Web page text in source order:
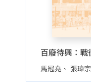
馬冠堯 張瑋宗